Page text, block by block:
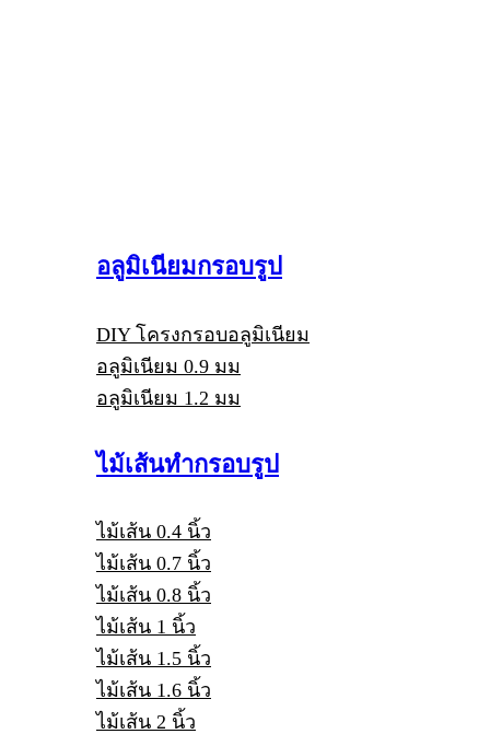
อลูมิเนียมกรอบรูป
DIY โครงกรอบอลูมิเนียม
อลูมิเนียม 0.9 มม
อลูมิเนียม 1.2 มม
ไม้เส้นทำกรอบรูป
ไม้เส้น 0.4 นิ้ว
ไม้เส้น 0.7 นิ้ว
ไม้เส้น 0.8 นิ้ว
ไม้เส้น 1 นิ้ว
ไม้เส้น 1.5 นิ้ว
ไม้เส้น 1.6 นิ้ว
ไม้เส้น 2 นิ้ว